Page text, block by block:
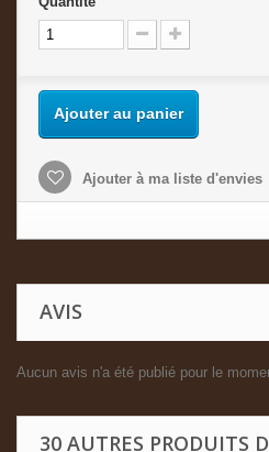
Ajouter au panier
Ajouter à ma liste d'envies
AVIS
Aucun avis n'a été publié pour le
30 AUTRES PRODUITS